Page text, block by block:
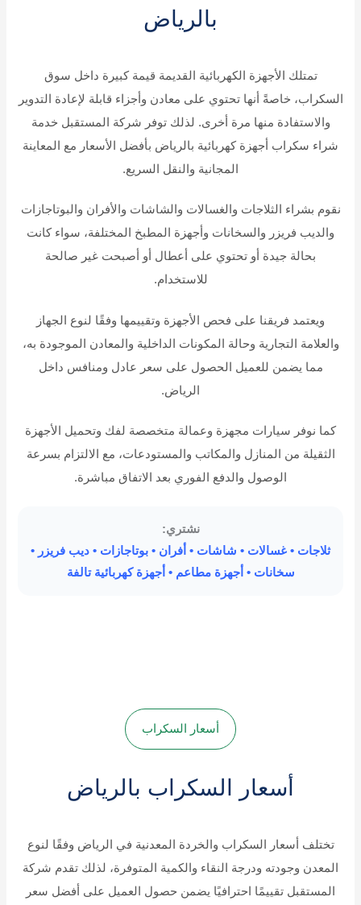
بالرياض
تمتلك الأجهزة الكهربائية القديمة قيمة كبيرة داخل سوق
السكراب، خاصةً أنها تحتوي على معادن وأجزاء قابلة لإعادة التدوير
والاستفادة منها مرة أخرى. لذلك توفر شركة المستقبل خدمة
شراء سكراب أجهزة كهربائية بالرياض بأفضل الأسعار مع المعاينة
المجانية والنقل السريع.
نقوم بشراء الثلاجات والغسالات والشاشات والأفران والبوتاجازات
والديب فريزر والسخانات وأجهزة المطبخ المختلفة، سواء كانت
بحالة جيدة أو تحتوي على أعطال أو أصبحت غير صالحة
للاستخدام.
ويعتمد فريقنا على فحص الأجهزة وتقييمها وفقًا لنوع الجهاز
والعلامة التجارية وحالة المكونات الداخلية والمعادن الموجودة به،
مما يضمن للعميل الحصول على سعر عادل ومنافس داخل
الرياض.
كما نوفر سيارات مجهزة وعمالة متخصصة لفك وتحميل الأجهزة
الثقيلة من المنازل والمكاتب والمستودعات، مع الالتزام بسرعة
الوصول والدفع الفوري بعد الاتفاق مباشرة.
نشتري:
ثلاجات • غسالات • شاشات • أفران • بوتاجازات • ديب فريزر •
سخانات • أجهزة مطاعم • أجهزة كهربائية تالفة
أسعار السكراب
أسعار السكراب بالرياض
تختلف أسعار السكراب والخردة المعدنية في الرياض وفقًا لنوع
المعدن وجودته ودرجة النقاء والكمية المتوفرة، لذلك تقدم شركة
المستقبل تقييمًا احترافيًا يضمن حصول العميل على أفضل سعر